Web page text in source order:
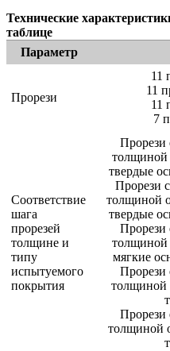
Технические
таблице
Параметр
Прорези
11
11
11
7
Соответствие
шага
прорезей
толщине и
типу
испытуемого
покрытия
Прорези
толщиной
твердые
Прорези
толщиной
твердые
Прорези
толщиной
мягкие
Прорези
толщиной
Прорези
толщиной